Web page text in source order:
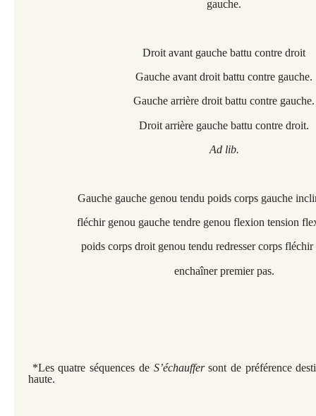
gauche.
Droit avant gauche battu contre droit
Gauche avant droit battu contre gauche.
Gauche arrière droit battu contre gauche.
Droit arrière gauche battu contre droit.
Ad lib.
Gauche gauche genou tendu poids corps gauche
fléchir genou gauche tendre genou flexion tension
poids corps droit genou tendu redresser corps
enchaîner premier pas.
*Les quatre séquences de S’échauffer sont de préférence
haute.